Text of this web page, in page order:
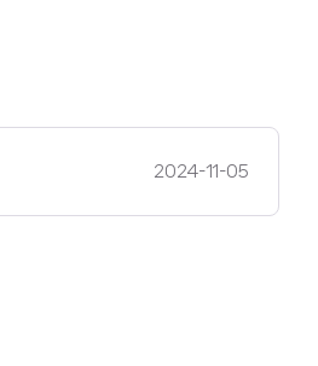
2024-11-05